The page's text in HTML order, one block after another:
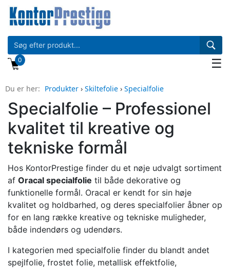
0 ☰
Du er her: Produkter › Skiltefolie › Specialfolie
Specialfolie – Professionel
kvalitet til kreative og
tekniske formål
Hos KontorPrestige finder du et nøje udvalgt sortiment
af Oracal specialfolie til både dekorative og
funktionelle formål. Oracal er kendt for sin høje
kvalitet og holdbarhed, og deres specialfolier åbner op
for en lang række kreative og tekniske muligheder,
både indendørs og udendørs.
I kategorien med specialfolie finder du blandt andet
spejlfolie, frostet folie, metallisk effektfolie,